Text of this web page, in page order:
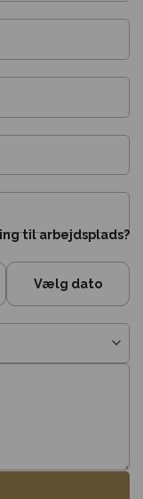
til arbejdsplads?
Vælg dato